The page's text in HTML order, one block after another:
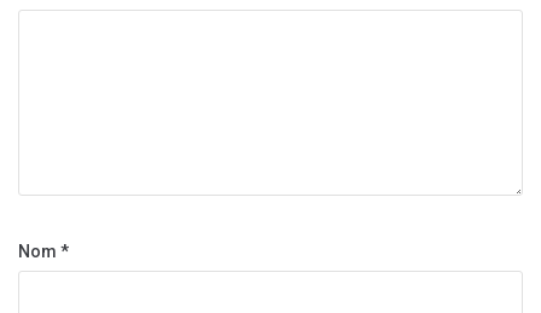
Nom *